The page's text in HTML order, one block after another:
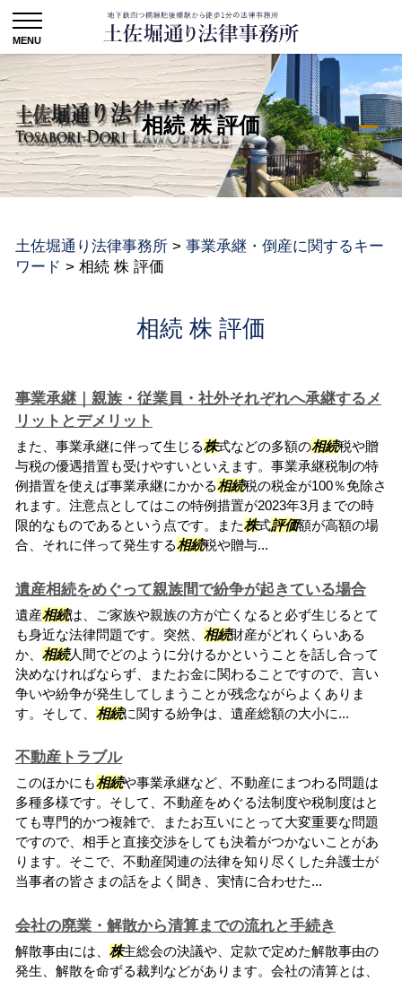
相続 株 評価
土佐堀通り法律事務所 > 事業承継・倒産に関するキー
ワード > 相続 株 評価
相続 株 評価
事業承継｜親族・従業員・社外それぞれへ承継するメ
リットとデメリット
また、事業承継に伴って生じる株式などの多額の相続税や贈
与税の優遇措置も受けやすいといえます。事業承継税制の特
例措置を使えば事業承継にかかる相続税の税金が100％免除さ
れます。注意点としてはこの特例措置が2023年3月までの時
限的なものであるという点です。また株式評価額が高額の場
合、それに伴って発生する相続税や贈与...
遺産相続をめぐって親族間で紛争が起きている場合
遺産相続は、ご家族や親族の方が亡くなると必ず生じるとて
も身近な法律問題です。突然、 相続財産がどれくらいある
か、 相続人間でどのように分けるかということを話し合って
決めなければならず、またお金に関わることですので、言い
争いや紛争が発生してしまうことが残念ながらよくありま
す。そして、 相続に関する紛争は、遺産総額の大小に...
不動産トラブル
このほかにも相続や事業承継など、不動産にまつわる問題は
多種多様です。そして、不動産をめぐる法制度や税制度はと
ても専門的かつ複雑で、またお互いにとって大変重要な問題
ですので、相手と直接交渉をしても決着がつかないことがあ
ります。そこで、不動産関連の法律を知り尽くした弁護士が
当事者の皆さまの話をよく聞き、実情に合わせた...
会社の廃業・解散から清算までの流れと手続き
解散事由には、 株主総会の決議や、定款で定めた解散事由の
発生、解散を命ずる裁判などがあります。会社の清算とは、